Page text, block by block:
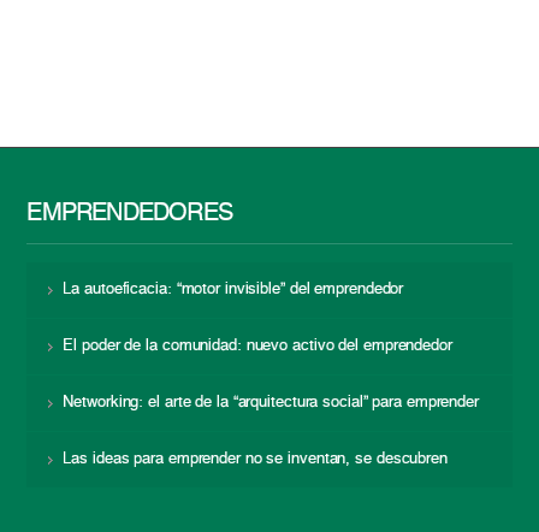
EMPRENDEDORES
La autoeficacia: “motor invisible” del emprendedor
El poder de la comunidad: nuevo activo del emprendedor
Networking: el arte de la “arquitectura social” para emprender
Las ideas para emprender no se inventan, se descubren